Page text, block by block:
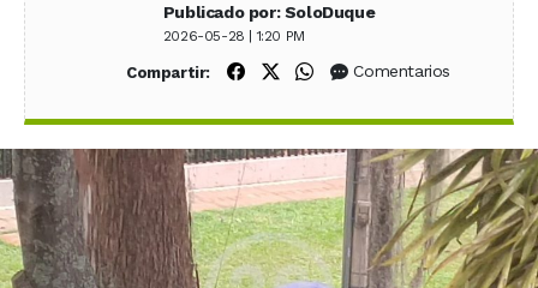
Publicado por: SoloDuque
2026-05-28 | 1:20 PM
Compartir: Compartir en Facebook
Compartir en X (Twitter)
Compartir en WhatsApp
Comentarios